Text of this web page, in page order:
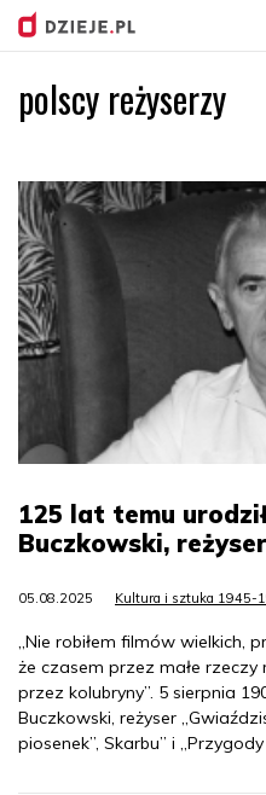
polscy reżyserzy
125 lat temu
Buczkowski,
05.08.2025 Kultura i sztuka 1945-
„Nie robiłem filmów wielkich,
że czasem przez małe
przez kolubryny”. 5 sierpnia
Buczkowski, reżyser
piosenek”, Skarbu” i